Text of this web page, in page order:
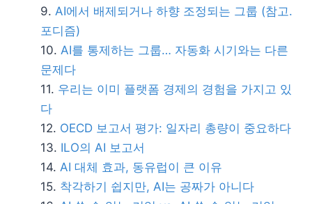
AI에서 배제되거나 하향 조정되는 그룹 (참고.
포디즘)
AI를 통제하는 그룹… 자동화 시기와는 다른
문제다
우리는 이미 플랫폼 경제의 경험을 가지고 있
다
OECD 보고서 평가: 일자리 총량이 중요하다
ILO의 AI 보고서
AI 대체 효과, 동유럽이 큰 이유
착각하기 쉽지만, AI는 공짜가 아니다